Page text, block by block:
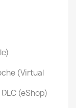
(Virtual
(eShop)